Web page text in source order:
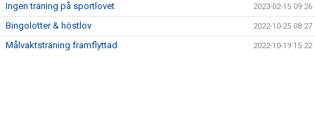
Ingen träning på sportlovet 2023-02-15 09:26
Bingolotter & höstlov 2022-10-25 08:27
Målvaktsträning framflyttad 2022-10-19 15:22